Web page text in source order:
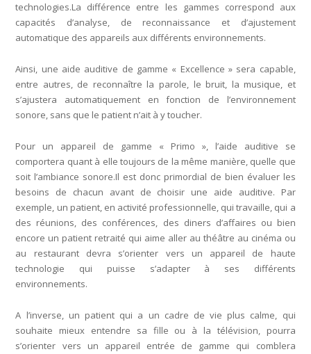
technologies.La différence entre les gammes correspond aux
capacités d’analyse, de reconnaissance et d’ajustement
automatique des appareils aux différents environnements.
Ainsi, une aide auditive de gamme « Excellence » sera capable,
entre autres, de reconnaître la parole, le bruit, la musique, et
s’ajustera automatiquement en fonction de l’environnement
sonore, sans que le patient n’ait à y toucher.
Pour un appareil de gamme « Primo », l’aide auditive se
comportera quant à elle toujours de la même manière, quelle que
soit l’ambiance sonore.Il est donc primordial de bien évaluer les
besoins de chacun avant de choisir une aide auditive. Par
exemple, un patient, en activité professionnelle, qui travaille, qui a
des réunions, des conférences, des diners d’affaires ou bien
encore un patient retraité qui aime aller au théâtre au cinéma ou
au restaurant devra s’orienter vers un appareil de haute
technologie qui puisse s’adapter à ses différents
environnements.
A l’inverse, un patient qui a un cadre de vie plus calme, qui
souhaite mieux entendre sa fille ou à la télévision, pourra
s’orienter vers un appareil entrée de gamme qui comblera